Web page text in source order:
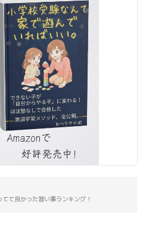
て良かった習い事ランキング！